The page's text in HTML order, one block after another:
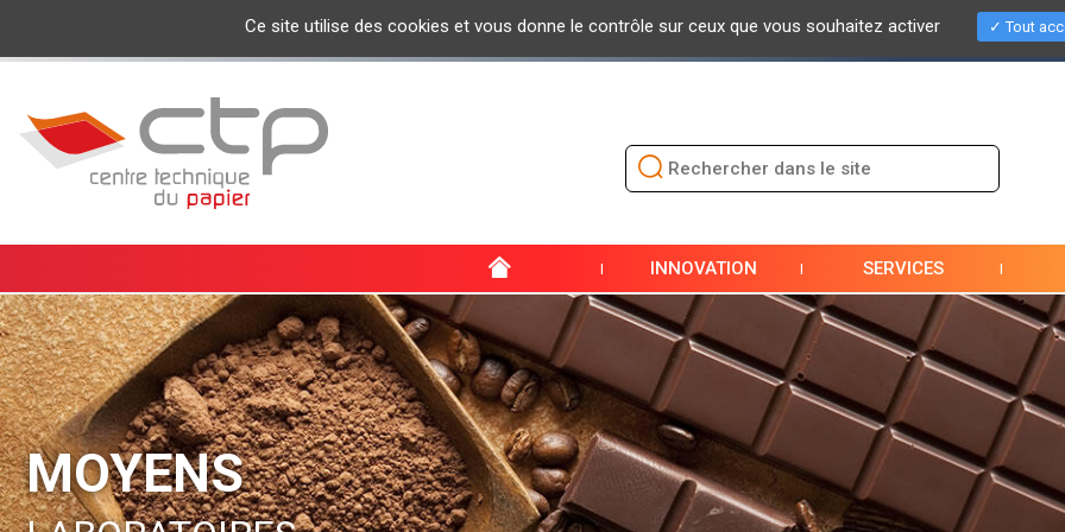
ACTUALITÉS EVÈNEMENTS / SALONS PRESSE
INNOVATION SERVICES
MOYENS
Ce site utilise des cookies et vous donne le contrôle sur ceux que vous souhaitez activer Tout